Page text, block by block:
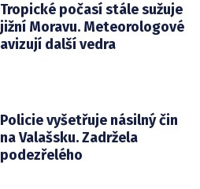
Tropické počasí stále sužuje
jižní Moravu. Meteorologové
avizují další vedra
Policie vyšetřuje násilný čin
na Valašsku. Zadržela
podezřelého